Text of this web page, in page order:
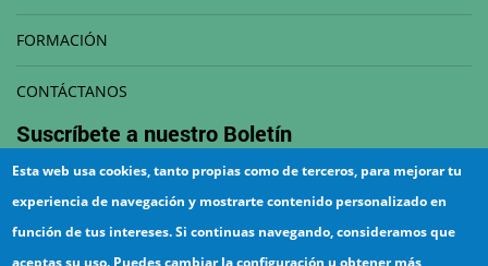
FORMACIÓN
CONTÁCTANOS
Suscríbete a nuestro Boletín
Esta web usa cookies, tanto propias como de terceros, para mejorar tu
experiencia de navegación y mostrarte contenido personalizado en
función de tus intereses. Si continuas navegando, consideramos que
aceptas su uso. Puedes cambiar la configuración u obtener más